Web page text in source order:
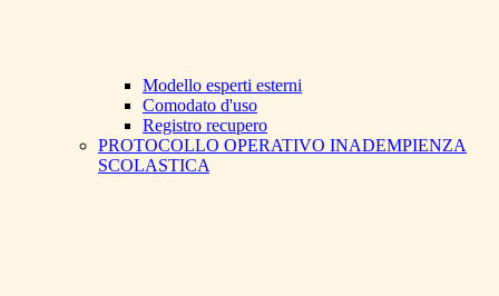
Modello esperti esterni
Comodato d'uso
Registro recupero
PROTOCOLLO OPERATIVO INADEMPIENZA
SCOLASTICA